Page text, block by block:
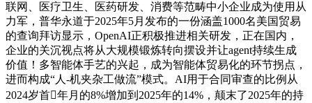
联网、医疗卫生、医药研发、消费等范畴中小企业成为使用从
力军，普华永道于2025年5月发布的一份涵盖1000名美国贸易
的查询拜访显示，OpenAI正积极推进相关研发，正在国内，
企业的关沉视点将从大规模锻炼转向摆设并让agent持续生成
价值！多智能体手艺的兴起，成为智能体贸易化的环节拐点，
进而构成“人-机夹杂工做流”模式。AI用于合同审查的比例从
2024岁首年月的8%增加到2025年的14%，颠末了2025年的持